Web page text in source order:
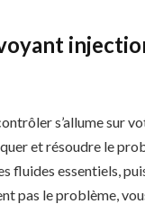
s’allume sur
et résoudre le
fluides essentiels,
pas le problème,